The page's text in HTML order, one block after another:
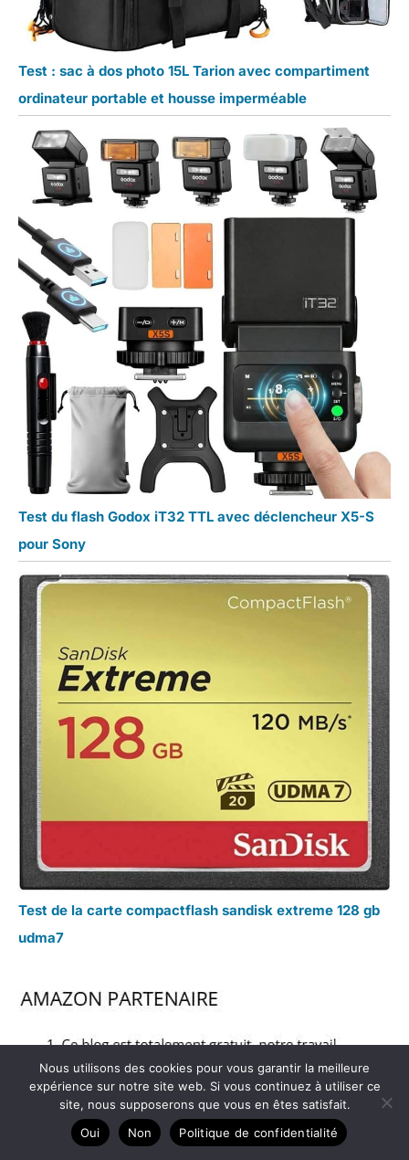
Test : sac à dos photo 15L Tarion avec compartiment
ordinateur portable et housse imperméable
Test du flash Godox iT32 TTL avec déclencheur X5-S
pour Sony
Test de la carte compactflash sandisk extreme 128 gb
udma7
Nous utilisons des cookies pour vous garantir la meilleure
expérience sur notre site web. Si vous continuez à utiliser ce
site, nous supposerons que vous en êtes satisfait.
Oui
Non Politique de confidentialité